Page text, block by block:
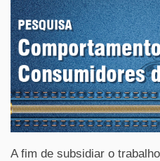
A fim de subsidiar o